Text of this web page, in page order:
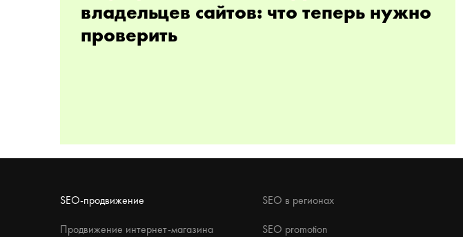
владельцев сайтов: что теперь нужно
проверить
SEO-продвижение
Продвижение интернет-магазина
SEO в регионах
SEO promotion